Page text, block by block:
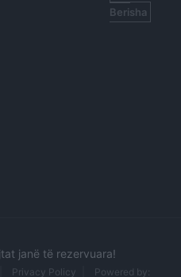
Berisha
janë të rezervuara!
Privacy Policy Powered by: